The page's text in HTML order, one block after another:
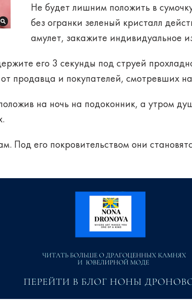
Не будет лишним положить в
без огранки зеленый кристалл
амулет, закажите индивидуальное
его 3 секунды под струей
продавца и покупателей, смотревших
на ночь на подоконник, а утром
Под его покровительством они